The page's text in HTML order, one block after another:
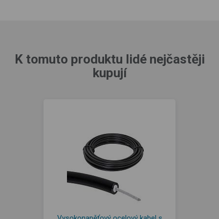
K tomuto produktu lidé nejčastěji
kupují